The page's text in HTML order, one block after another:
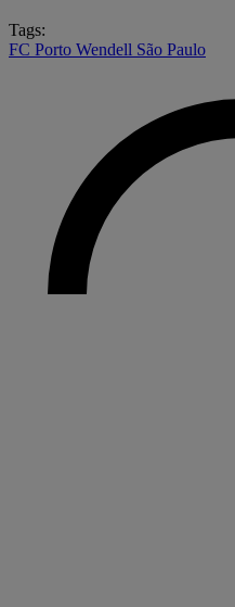
Tags:
FC Porto Wendell São Paulo